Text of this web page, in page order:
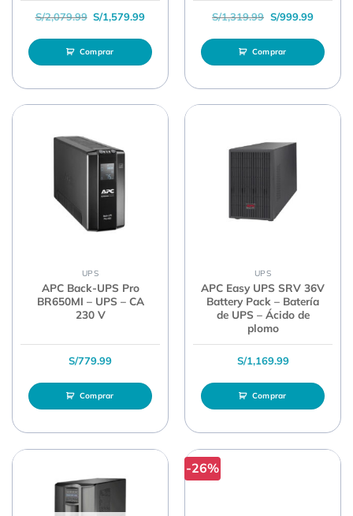
S/2,079.99 El precio original era: S/2,079.99.
S/1,579.99El precio actual es: S/1,579.99.
Comprar
S/1,319.99 El precio
S/999.99El
Comprar
UPS
APC Back-UPS Pro
BR650MI – UPS – CA
230 V
S/779.99
Comprar
UPS
APC Easy UPS SRV 36V
Battery Pack – Batería
de UPS – Ácido de
plomo
S/1,169.99
Comprar
-26%